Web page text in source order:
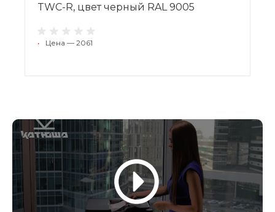
TWC-R, цвет черный RAL 9005
• Цена — 2061